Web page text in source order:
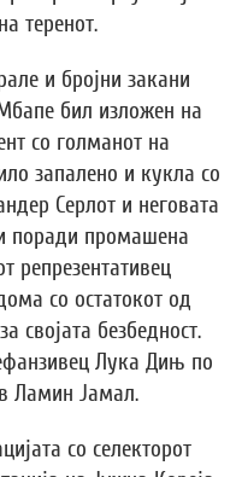
теренот.
и бројни закани
бил изложен на
со голманот на
запалено и кукла со
Серлот и неговата
поради промашена
репрезентативец
со остатокот од
својата безбедност.
Лука Дињ по
Ламин Јамал.
со селекторот